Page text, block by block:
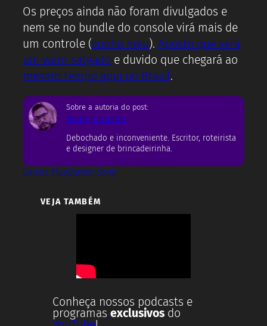
Os preços ainda não foram divulgados e
nem se no bundle do console virá mais de
um controle (sonho meu). Aposto que será
um valor salgado e duvido que chegará ao
mesmo tempo aqui no Brasil.
Sobre a autoria do post:
Rodrigo Castro
Debochado e inconveniente. Escritor, roteirista
e designer de brincadeirinha.
Games PlayStation Sony
VEJA TAMBÉM
Conheça nossos podcasts e
programas exclusivos do